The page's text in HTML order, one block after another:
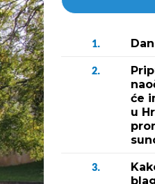
1.
2.
će
u
3.